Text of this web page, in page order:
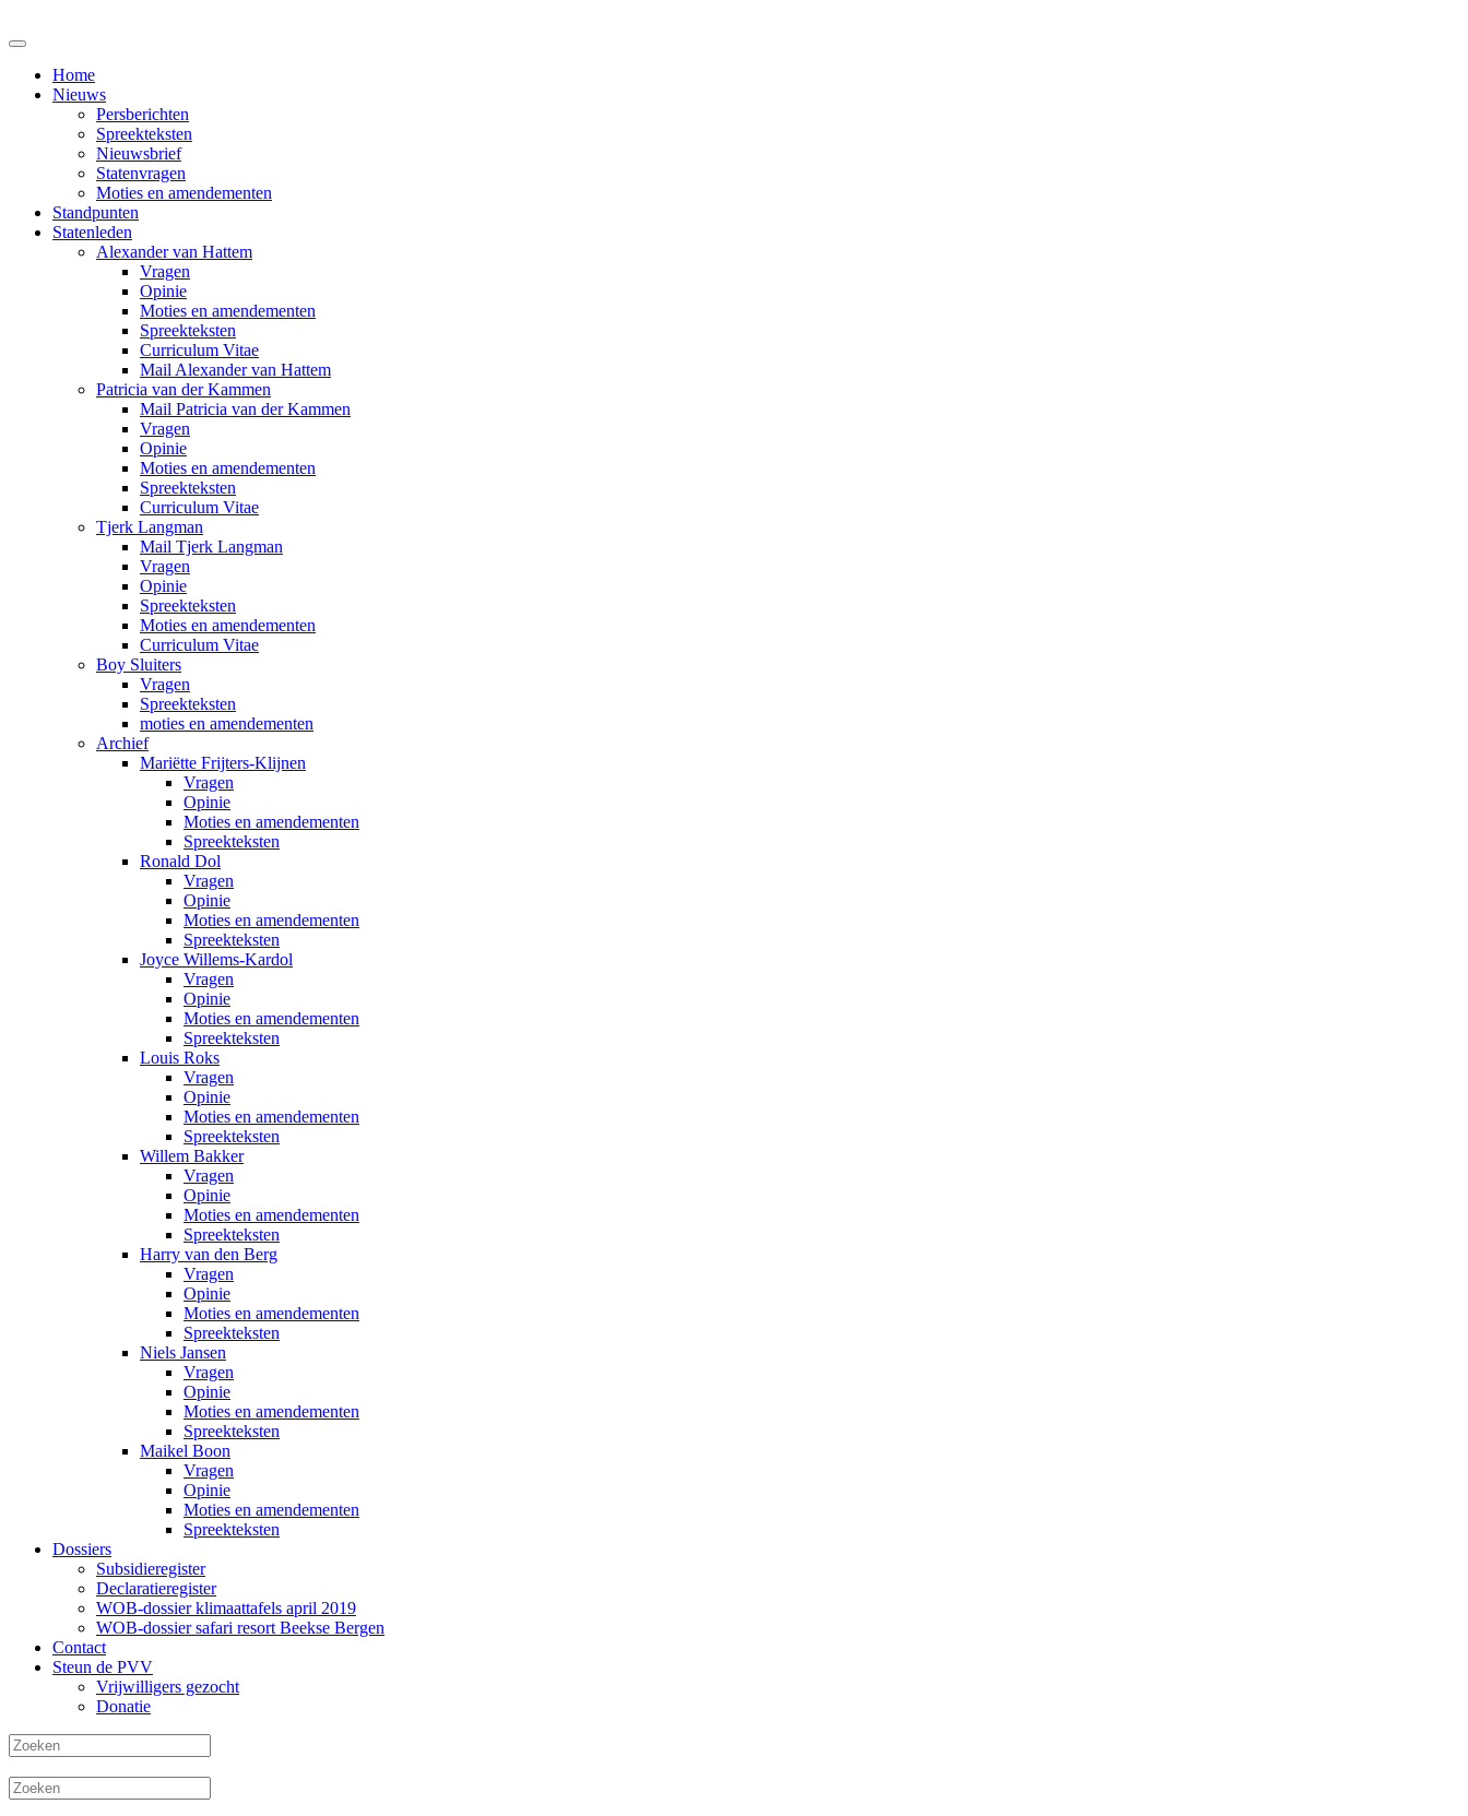
Home
Nieuws
Persberichten
Spreekteksten
Nieuwsbrief
Statenvragen
Moties en amendementen
Standpunten
Statenleden
Alexander van Hattem
Vragen
Opinie
Moties en amendementen
Spreekteksten
Curriculum Vitae
Mail Alexander van Hattem
Patricia van der Kammen
Mail Patricia van der Kammen
Vragen
Opinie
Moties en amendementen
Spreekteksten
Curriculum Vitae
Tjerk Langman
Mail Tjerk Langman
Vragen
Opinie
Spreekteksten
Moties en amendementen
Curriculum Vitae
Boy Sluiters
Vragen
Spreekteksten
moties en amendementen
Archief
Mariëtte Frijters-Klijnen
Vragen
Opinie
Moties en amendementen
Spreekteksten
Ronald Dol
Vragen
Opinie
Moties en amendementen
Spreekteksten
Joyce Willems-Kardol
Vragen
Opinie
Moties en amendementen
Spreekteksten
Louis Roks
Vragen
Opinie
Moties en amendementen
Spreekteksten
Willem Bakker
Vragen
Opinie
Moties en amendementen
Spreekteksten
Harry van den Berg
Vragen
Opinie
Moties en amendementen
Spreekteksten
Niels Jansen
Vragen
Opinie
Moties en amendementen
Spreekteksten
Maikel Boon
Vragen
Opinie
Moties en amendementen
Spreekteksten
Dossiers
Subsidieregister
Declaratieregister
WOB-dossier klimaattafels april 2019
WOB-dossier safari resort Beekse Bergen
Contact
Steun de PVV
Vrijwilligers gezocht
Donatie